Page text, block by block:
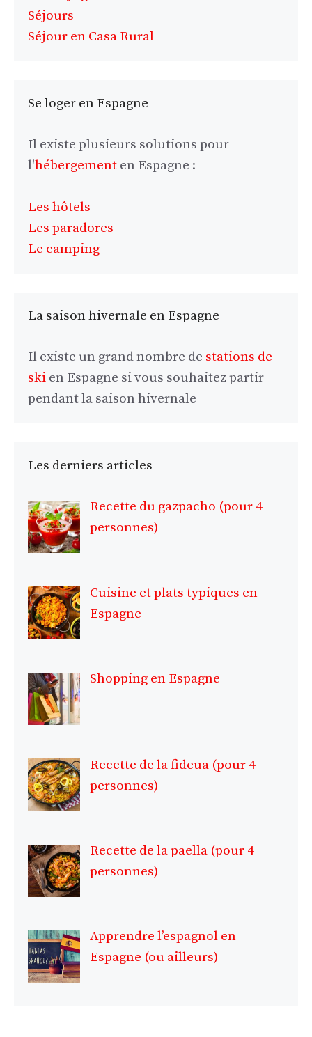
Séjours
Séjour en Casa Rural
Se loger en Espagne
Il existe plusieurs solutions pour
l'hébergement en Espagne :
Les hôtels
Les paradores
Le camping
La saison hivernale en Espagne
Il existe un grand nombre de stations de
ski en Espagne si vous souhaitez partir
pendant la saison hivernale
Les derniers articles
Recette du gazpacho (pour 4
personnes)
Cuisine et plats typiques en
Espagne
Shopping en Espagne
Recette de la fideua (pour 4
personnes)
Recette de la paella (pour 4
personnes)
Apprendre l’espagnol en
Espagne (ou ailleurs)